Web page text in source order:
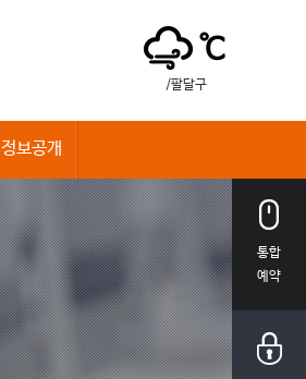
℃
/팔달구
정보공개
통합
예약